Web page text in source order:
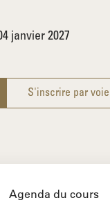
janvier 2027
S'inscrire par
Agenda du cours